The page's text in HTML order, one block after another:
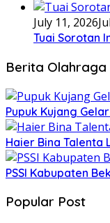
July 11, 2026
Tuai Sorotan
Berita Olahraga
Pupuk Kujang
Haier Bina Talenta
PSSI Kabupaten
Popular Post